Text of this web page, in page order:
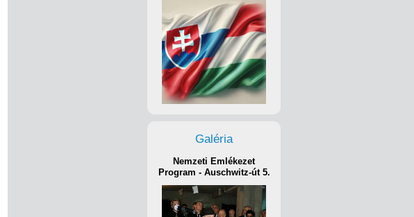
Galéria
Nemzeti Emlékezet
Program - Auschwitz-út 5.